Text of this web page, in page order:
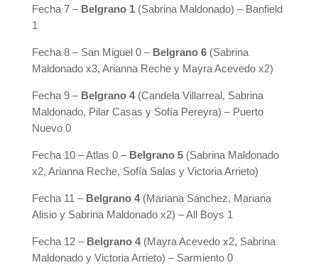
Fecha 7 – Belgrano 1 (Sabrina Maldonado) – Banfield
1
Fecha 8 – San Miguel 0 – Belgrano 6 (Sabrina
Maldonado x3, Arianna Reche y Mayra Acevedo x2)
Fecha 9 – Belgrano 4 (Candela Villarreal, Sabrina
Maldonado, Pilar Casas y Sofía Pereyra) – Puerto
Nuevo 0
Fecha 10 – Atlas 0 – Belgrano 5 (Sabrina Maldonado
x2, Arianna Reche, Sofía Salas y Victoria Arrieto)
Fecha 11 – Belgrano 4 (Mariana Sánchez, Mariana
Alisio y Sabrina Maldonado x2) – All Boys 1
Fecha 12 – Belgrano 4 (Mayra Acevedo x2, Sabrina
Maldonado y Victoria Arrieto) – Sarmiento 0